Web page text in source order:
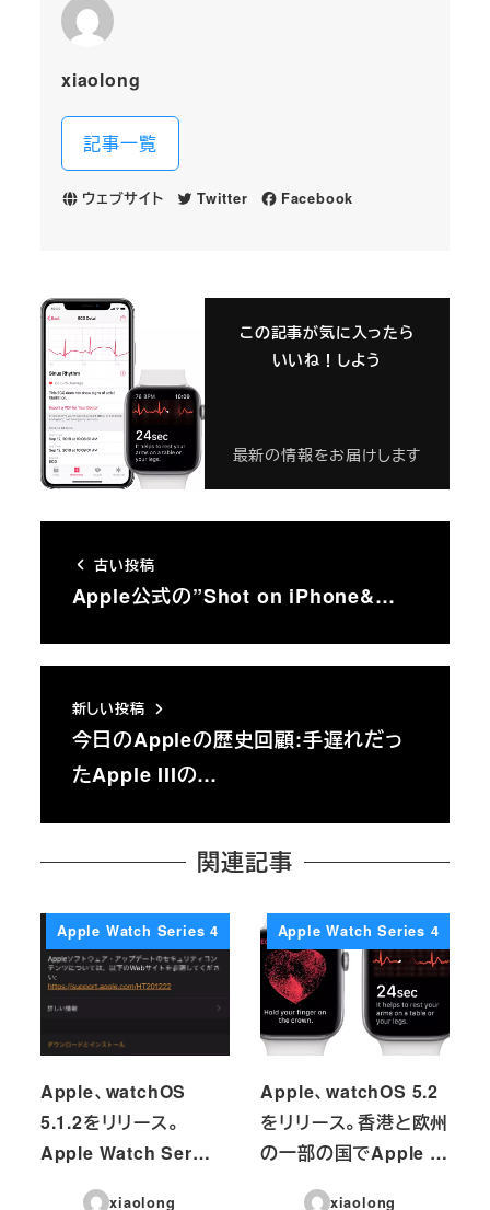
xiaolong
記事一覧
ウェブサイト Twitter Facebook
この記事が気に入ったら
いいね！しよう
最新の情報をお届けします
古い投稿
Apple公式の”Shot on iPhone&…
新しい投稿
今日のAppleの歴史回顧:手遅れだっ
たApple IIIの…
関連記事
Apple Watch Series 4
Apple、watchOS
5.1.2をリリース。
Apple Watch Ser…
xiaolong
Apple Watch Series 4
Apple、watchOS 5.2
をリリース。香港と欧州
の一部の国でApple …
xiaolong